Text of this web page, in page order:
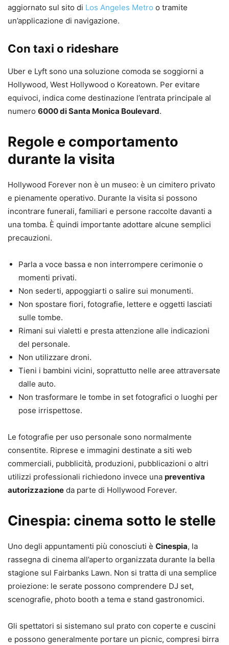
aggiornato sul sito di Los Angeles Metro o tramite
un’applicazione di navigazione.
Con taxi o rideshare
Uber e Lyft sono una soluzione comoda se soggiorni a
Hollywood, West Hollywood o Koreatown. Per evitare
equivoci, indica come destinazione l’entrata principale al
numero 6000 di Santa Monica Boulevard.
Regole e comportamento
durante la visita
Hollywood Forever non è un museo: è un cimitero privato
e pienamente operativo. Durante la visita si possono
incontrare funerali, familiari e persone raccolte davanti a
una tomba. È quindi importante adottare alcune semplici
precauzioni.
Parla a voce bassa e non interrompere cerimonie o
momenti privati.
Non sederti, appoggiarti o salire sui monumenti.
Non spostare fiori, fotografie, lettere e oggetti lasciati
sulle tombe.
Rimani sui vialetti e presta attenzione alle indicazioni
del personale.
Non utilizzare droni.
Tieni i bambini vicini, soprattutto nelle aree attraversate
dalle auto.
Non trasformare le tombe in set fotografici o luoghi per
pose irrispettose.
Le fotografie per uso personale sono normalmente
consentite. Riprese e immagini destinate a siti web
commerciali, pubblicità, produzioni, pubblicazioni o altri
utilizzi professionali richiedono invece una preventiva
autorizzazione da parte di Hollywood Forever.
Cinespia: cinema sotto le stelle
Uno degli appuntamenti più conosciuti è Cinespia, la
rassegna di cinema all’aperto organizzata durante la bella
stagione sul Fairbanks Lawn. Non si tratta di una semplice
proiezione: le serate possono comprendere DJ set,
scenografie, photo booth a tema e stand gastronomici.
Gli spettatori si sistemano sul prato con coperte e cuscini
e possono generalmente portare un picnic, compresi birra